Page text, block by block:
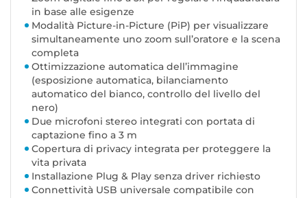
in base alle esigenze
Modalità Picture-in-Picture (PiP) per visualizzare
simultaneamente uno zoom sull’oratore e la scena
completa
Ottimizzazione automatica dell’immagine
(esposizione automatica, bilanciamento
automatico del bianco, controllo del livello del
nero)
Due microfoni stereo integrati con portata di
captazione fino a 3 m
Copertura di privacy integrata per proteggere la
vita privata
Installazione Plug & Play senza driver richiesto
Connettività USB universale compatibile con